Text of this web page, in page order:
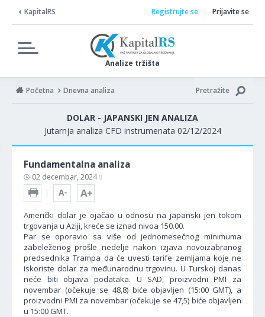
KapitalRS
Analize tržišta
Registrujte se Prijavite se
Početna Dnevna analiza Pretražite
DOLAR - JAPANSKI JEN ANALIZA
Jutarnja analiza CFD instrumenata 02/12/2024
Fundamentalna analiza
02 decembar, 2024
Američki dolar je ojačao u odnosu na japanski jen tokom
trgovanja u Aziji, kreće se iznad nivoa 150.00.
Par se oporavio sa više od jednomesečnog minimuma
zabeleženog prošle nedelje nakon izjava novoizabranog
predsednika Trampa da će uvesti tarife zemljama koje ne
iskoriste dolar za međunarodnu trgovinu. U Turskoj danas
neće biti objava podataka. U SAD, proizvodni PMI za
novembar (očekuje se 48,8) biće objavljen (15:00 GMT), a
proizvodni PMI za novembar (očekuje se 47,5) biće objavljen
u 15:00 GMT.